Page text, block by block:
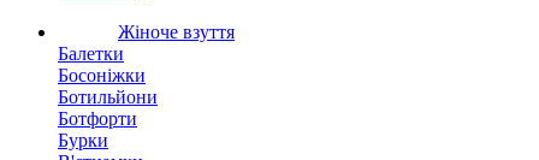
Жіноче взуття
Балетки
Босоніжки
Ботильйони
Ботфорти
Бурки